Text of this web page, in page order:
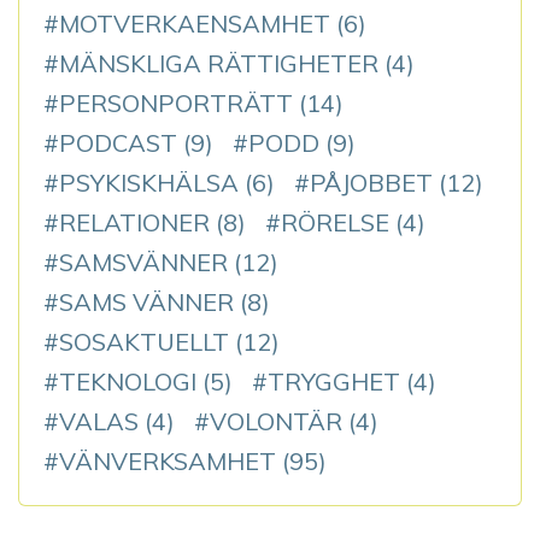
MOTVERKAENSAMHET (6)
MÄNSKLIGA RÄTTIGHETER (4)
PERSONPORTRÄTT (14)
PODCAST (9) PODD (9)
PSYKISKHÄLSA (6) PÅJOBBET (12)
RELATIONER (8) RÖRELSE (4)
SAMSVÄNNER (12)
SAMS VÄNNER (8)
SOSAKTUELLT (12)
TEKNOLOGI (5) TRYGGHET (4)
VALAS (4) VOLONTÄR (4)
VÄNVERKSAMHET (95)